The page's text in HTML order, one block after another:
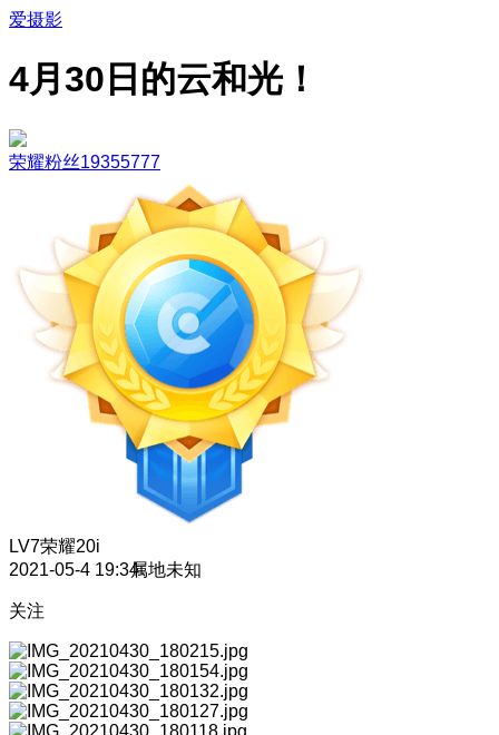
爱摄影
4月30日的云和光！
荣耀粉丝19355777
LV7荣耀20i
2021-05-4 19:34属地未知
关注